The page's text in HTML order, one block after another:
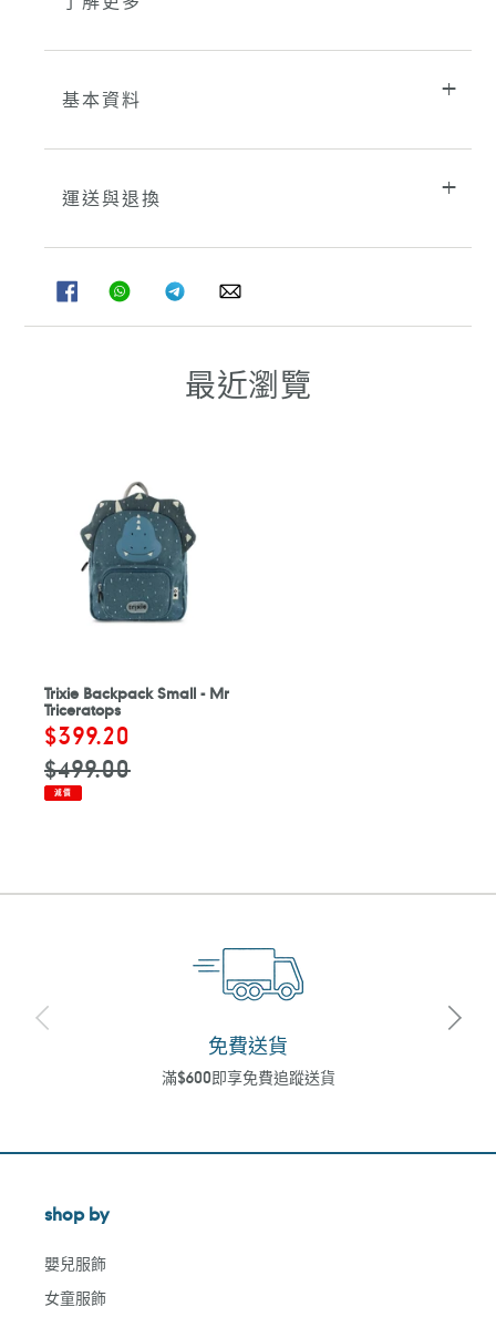
基本資料
運送與退換
FACEBOOK
分
享
WHATSAPPTELEGRAM
分
享
WHATSAPP
最近瀏覽
Trixie Backpack Small - Mr
Triceratops
售
價
$399.20
$499.00
減價
免費送貨
滿$600即享免費追蹤送貨
shop by
嬰兒服飾
女童服飾